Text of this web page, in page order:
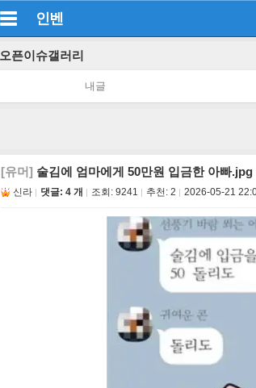
인벤
오픈이슈갤러리
내글
[유머] 술김에 엄마에게 50만원 입금한 아빠.jpg
신라 댓글: 4 개 조회: 9241 추천: 2 2026-05-21